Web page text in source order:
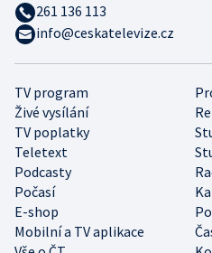
TV program
Živé vysílání
TV poplatky
Teletext
Podcasty
Počasí
E-shop
Mobilní a TV aplikace
261 136 113
info@ceskatelevize.cz